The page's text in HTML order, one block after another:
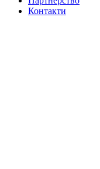
Контакти